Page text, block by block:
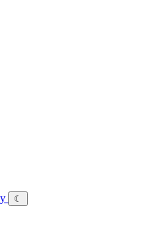
☾